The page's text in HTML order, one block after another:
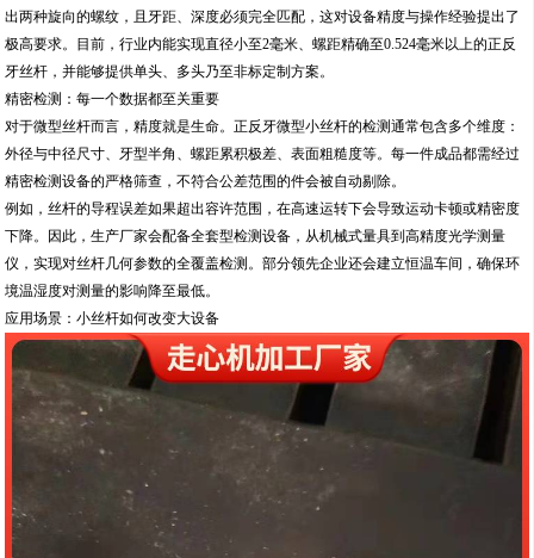
出两种旋向的螺纹，且牙距、深度必须完全匹配，这对设备精度与操作经验提出了
极高要求。目前，行业内能实现直径小至2毫米、螺距精确至0.524毫米以上的正反
牙丝杆，并能够提供单头、多头乃至非标定制方案。
精密检测：每一个数据都至关重要
对于微型丝杆而言，精度就是生命。正反牙微型小丝杆的检测通常包含多个维度：
外径与中径尺寸、牙型半角、螺距累积极差、表面粗糙度等。每一件成品都需经过
精密检测设备的严格筛查，不符合公差范围的件会被自动剔除。
例如，丝杆的导程误差如果超出容许范围，在高速运转下会导致运动卡顿或精密度
下降。因此，生产厂家会配备全套型检测设备，从机械式量具到高精度光学测量
仪，实现对丝杆几何参数的全覆盖检测。部分领先企业还会建立恒温车间，确保环
境温湿度对测量的影响降至最低。
应用场景：小丝杆如何改变大设备